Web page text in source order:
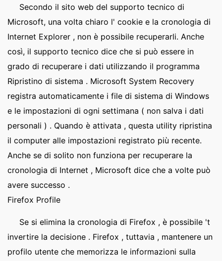
Secondo il sito web del supporto tecnico di
Microsoft, una volta chiaro l' cookie e la cronologia di
Internet Explorer , non è possibile recuperarli. Anche
così, il supporto tecnico dice che si può essere in
grado di recuperare i dati utilizzando il programma
Ripristino di sistema . Microsoft System Recovery
registra automaticamente i file di sistema di Windows
e le impostazioni di ogni settimana ( non salva i dati
personali ) . Quando è attivata , questa utility ripristina
il computer alle impostazioni registrato più recente.
Anche se di solito non funziona per recuperare la
cronologia di Internet , Microsoft dice che a volte può
avere successo .
Firefox Profile
Se si elimina la cronologia di Firefox , è possibile 't
invertire la decisione . Firefox , tuttavia , mantenere un
profilo utente che memorizza le informazioni sulla